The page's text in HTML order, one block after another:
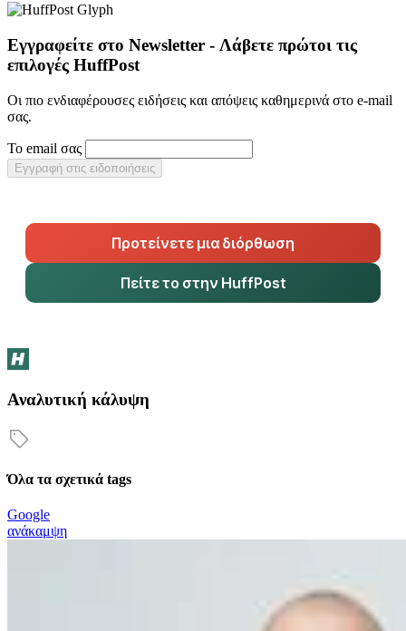
Εγγραφείτε στο Newsletter - Λάβετε πρώτοι τις
επιλογές HuffPost
Οι πιο ενδιαφέρουσες ειδήσεις και απόψεις καθημερινά στο e-mail
σας.
Το email σας
Εγγραφή στις ειδοποιήσεις
Προτείνετε μια διόρθωση
Πείτε το στην HuffPost
Αναλυτική κάλυψη
Όλα τα σχετικά tags
Google
ανάκαμψη